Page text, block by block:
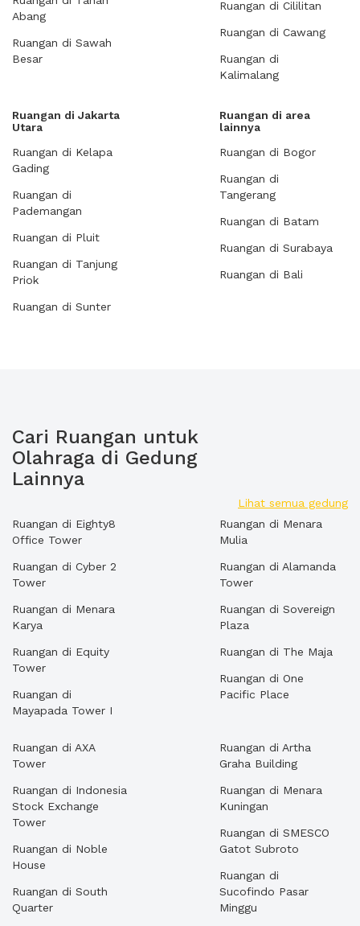
Abang
Ruangan di Sawah
Besar
Ruangan di Cililitan
Ruangan di Cawang
Ruangan di
Kalimalang
Ruangan di Jakarta
Utara
Ruangan di Kelapa
Gading
Ruangan di
Pademangan
Ruangan di Pluit
Ruangan di Tanjung
Priok
Ruangan di Sunter
Ruangan di area
lainnya
Ruangan di Bogor
Ruangan di
Tangerang
Ruangan di Batam
Ruangan di Surabaya
Ruangan di Bali
Cari Ruangan untuk
Olahraga di Gedung
Lainnya
Lihat semua gedung
Ruangan di Eighty8
Office Tower
Ruangan di Cyber 2
Tower
Ruangan di Menara
Karya
Ruangan di Equity
Tower
Ruangan di
Mayapada Tower I
Ruangan di Menara
Mulia
Ruangan di Alamanda
Tower
Ruangan di Sovereign
Plaza
Ruangan di The Maja
Ruangan di One
Pacific Place
Ruangan di AXA
Tower
Ruangan di Indonesia
Stock Exchange
Tower
Ruangan di Noble
House
Ruangan di South
Quarter
Ruangan di Artha
Graha Building
Ruangan di Menara
Kuningan
Ruangan di SMESCO
Gatot Subroto
Ruangan di
Sucofindo Pasar
Minggu